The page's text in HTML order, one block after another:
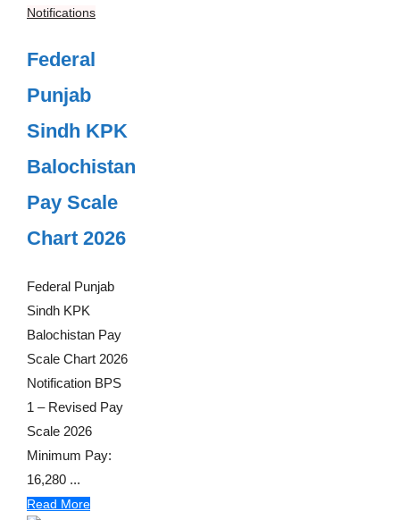
Notifications
Federal
Punjab
Sindh KPK
Balochistan
Pay Scale
Chart 2026
Federal Punjab
Sindh KPK
Balochistan Pay
Scale Chart 2026
Notification BPS
1 – Revised Pay
Scale 2026
Minimum Pay:
16,280 ...
Read More